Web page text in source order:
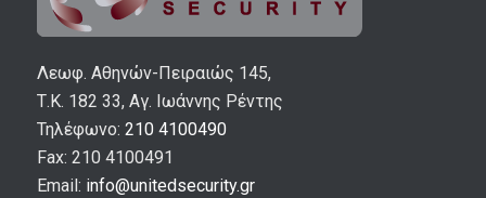
Λεωφ. Αθηνών-Πειραιώς 145,
Τ.Κ. 182 33, Αγ. Ιωάννης Ρέντης
Τηλέφωνο: 210 4100490
Fax: 210 4100491
Email: info@unitedsecurity.gr